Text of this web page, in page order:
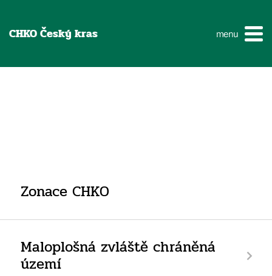
CHKO Český kras menu
Zonace CHKO
Maloplošná zvláště chráněná
území